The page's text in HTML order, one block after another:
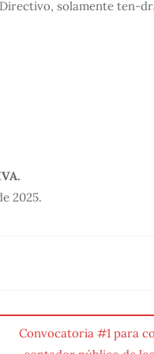
solamente ten-
2025.
Convocatoria #1 para